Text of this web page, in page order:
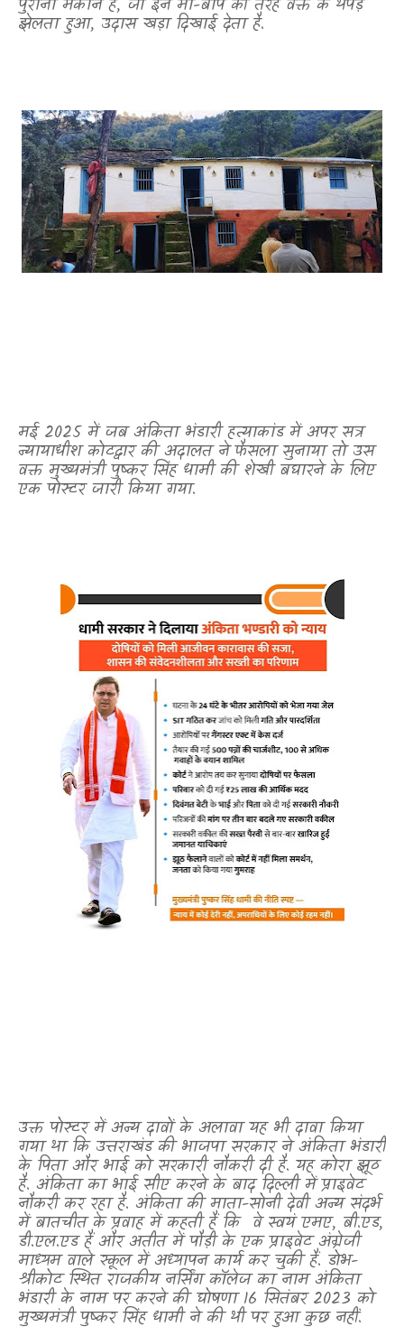
पुराना मकान है, जो इन मां-बाप की तरह वक्त के थपेड़े
झेलता हुआ, उदास खड़ा दिखाई देता है.
मई 2025 में जब अंकिता भंडारी हत्याकांड में अपर सत्र
न्यायाधीश कोटद्वार की अदालत ने फैसला सुनाया तो उस
वक्त मुख्यमंत्री पुष्कर सिंह धामी की शेखी बघारने के लिए
एक पोस्टर जारी किया गया.
उक्त पोस्टर में अन्य दावों के अलावा यह भी दावा किया
गया था कि उत्तराखंड की भाजपा सरकार ने अंकिता भंडारी
के पिता और भाई को सरकारी नौकरी दी है. यह कोरा झूठ
है. अंकिता का भाई सीए करने के बाद दिल्ली में प्राइवेट
नौकरी कर रहा है. अंकिता की माता-सोनी देवी अन्य संदर्भ
में बातचीत के प्रवाह में कहती हैं कि वे स्वयं एमए,बी.एड,
डी.एल.एड हैं और अतीत में पौड़ी के एक प्राइवेट अंग्रेजी
माध्यम वाले स्कूल में अध्यापन कार्य कर चुकी हैं. डोभ-
श्रीकोट स्थित राजकीय नर्सिंग कॉलेज का नाम अंकिता
भंडारी के नाम पर करने की घोषणा 16 सितंबर 2023 को
मुख्यमंत्री पुष्कर सिंह धामी ने की थी पर हुआ कुछ नहीं.